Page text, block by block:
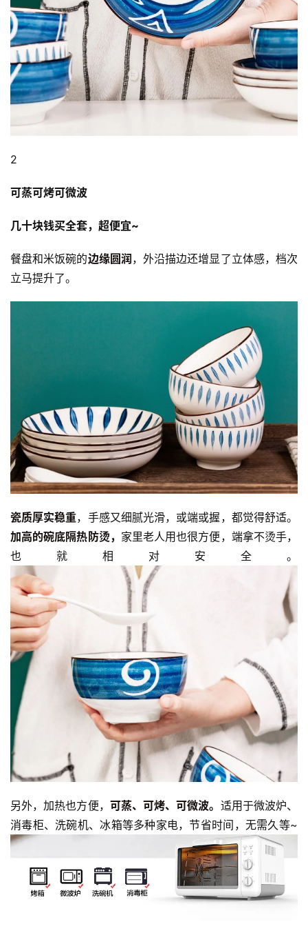
2
可蒸可烤可微波
几十块钱买全套，超便宜~
餐盘和米饭碗的边缘圆润 ，外沿描边还增显了立体感，档次
立马提升了。
瓷质厚实稳重，手感又细腻光滑，或端或握，都觉得舒适。
加高的碗底隔热防烫， 家里老人用也很方便，端拿不烫手，
也就相对安全。
另外，加热也方便， 可蒸、可烤、可微波。 适用于微波炉、
消毒柜、洗碗机、冰箱等多种家电，节省时间，无需久等~